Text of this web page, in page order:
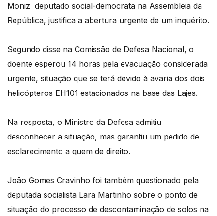
Moniz, deputado social-democrata na Assembleia da
República, justifica a abertura urgente de um inquérito.
Segundo disse na Comissão de Defesa Nacional, o
doente esperou 14 horas pela evacuação considerada
urgente, situação que se terá devido à avaria dos dois
helicópteros EH101 estacionados na base das Lajes.
Na resposta, o Ministro da Defesa admitiu
desconhecer a situação, mas garantiu um pedido de
esclarecimento a quem de direito.
João Gomes Cravinho foi também questionado pela
deputada socialista Lara Martinho sobre o ponto de
situação do processo de descontaminação de solos na